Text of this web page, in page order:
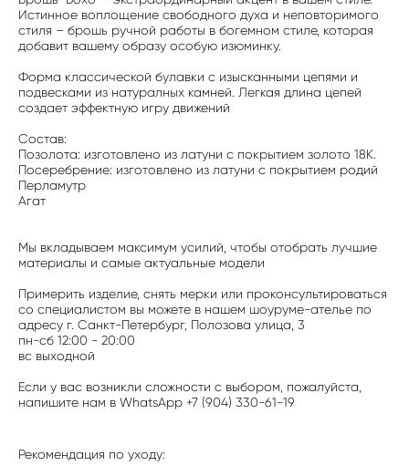
Истинное воплощение свободного духа и неповторимого
стиля – брошь ручной работы в богемном стиле, которая
добавит вашему образу особую изюминку.
Форма классической булавки с изысканными цепями и
подвесками из натуралных камней. Легкая длина цепей
создает эффектную игру движений
Состав:
Позолота: изготовлено из латуни с покрытием золото 18К.
Посеребрение: изготовлено из латуни с покрытием родий
Перламутр
Агат
Мы вкладываем максимум усилий, чтобы отобрать лучшие
материалы и самые актуальные модели
Примерить изделие, снять мерки или проконсультироваться
со специалистом вы можете в нашем шоуруме-ателье по
адресу г. Санкт-Петербург, Полозова улица, 3
пн-сб 12:00 - 20:00
вс выходной
Если у вас возникли сложности с выбором, пожалуйста,
напишите нам в WhatsApp +7 (904) 330-61-19
Рекомендация по уходу: